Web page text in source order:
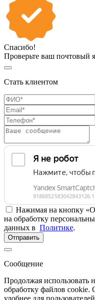
Спасибо!
Проверьте ваш почтовый
Стать клиентом
Нажимая на кнопку
на обработку
данных в Политике.
Отправить
Сообщение
Продолжая использовать
обработку файлов cookie.